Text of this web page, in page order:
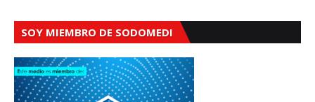
SOY MIEMBRO DE SODOMEDI